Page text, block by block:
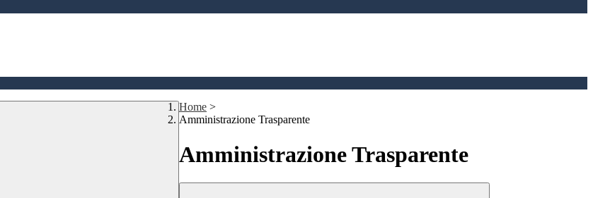
Home >
Amministrazione Trasparente
Amministrazione Trasparente